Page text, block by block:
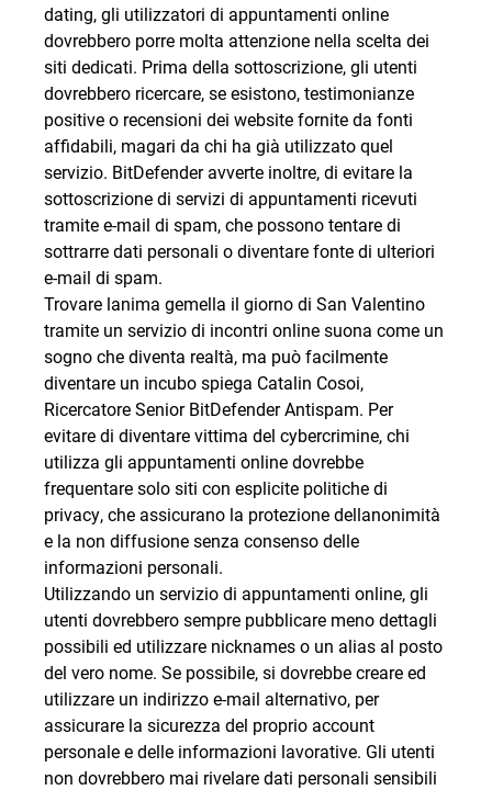
dating, gli utilizzatori di appuntamenti online
dovrebbero porre molta attenzione nella scelta dei
siti dedicati. Prima della sottoscrizione, gli utenti
dovrebbero ricercare, se esistono, testimonianze
positive o recensioni dei website fornite da fonti
affidabili, magari da chi ha già utilizzato quel
servizio. BitDefender avverte inoltre, di evitare la
sottoscrizione di servizi di appuntamenti ricevuti
tramite e-mail di spam, che possono tentare di
sottrarre dati personali o diventare fonte di ulteriori
e-mail di spam.
Trovare lanima gemella il giorno di San Valentino
tramite un servizio di incontri online suona come un
sogno che diventa realtà, ma può facilmente
diventare un incubo spiega Catalin Cosoi,
Ricercatore Senior BitDefender Antispam. Per
evitare di diventare vittima del cybercrimine, chi
utilizza gli appuntamenti online dovrebbe
frequentare solo siti con esplicite politiche di
privacy, che assicurano la protezione dellanonimità
e la non diffusione senza consenso delle
informazioni personali.
Utilizzando un servizio di appuntamenti online, gli
utenti dovrebbero sempre pubblicare meno dettagli
possibili ed utilizzare nicknames o un alias al posto
del vero nome. Se possibile, si dovrebbe creare ed
utilizzare un indirizzo e-mail alternativo, per
assicurare la sicurezza del proprio account
personale e delle informazioni lavorative. Gli utenti
non dovrebbero mai rivelare dati personali sensibili